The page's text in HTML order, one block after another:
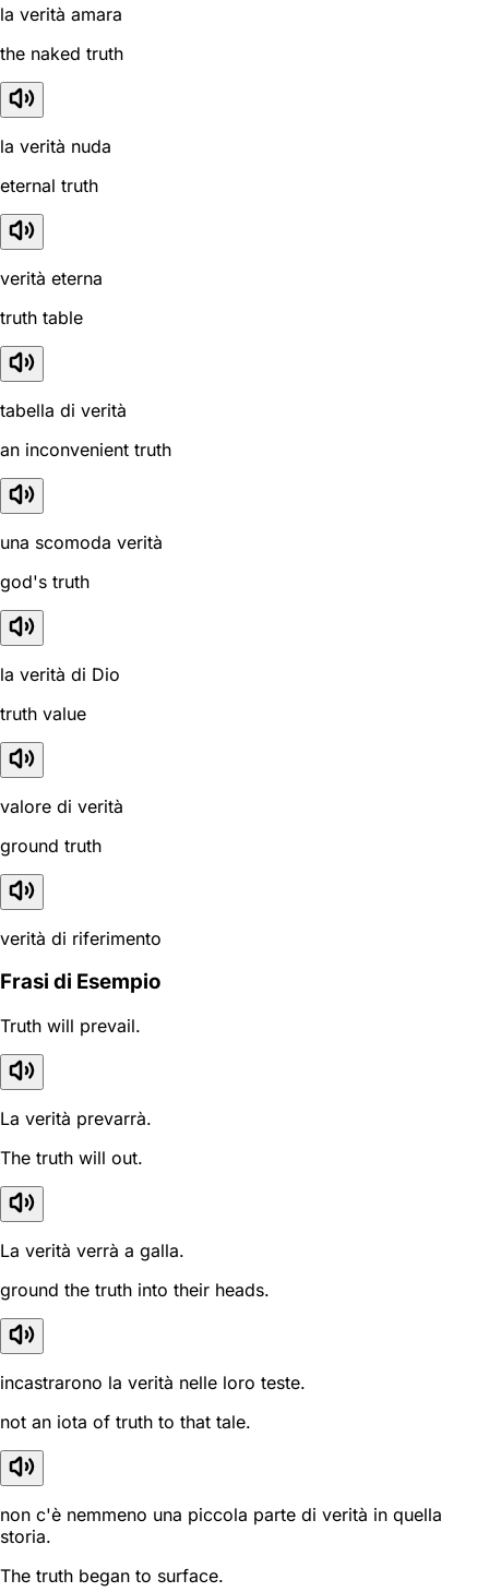
la verità amara
the naked truth
la verità nuda
eternal truth
verità eterna
truth table
tabella di verità
an inconvenient truth
una scomoda verità
god's truth
la verità di Dio
truth value
valore di verità
ground truth
verità di riferimento
Frasi di Esempio
Truth will prevail.
La verità prevarrà.
The truth will out.
La verità verrà a galla.
ground the truth into their heads.
incastrarono la verità nelle loro teste.
not an iota of truth to that tale.
non c'è nemmeno una piccola parte di verità in quella
storia.
The truth began to surface.